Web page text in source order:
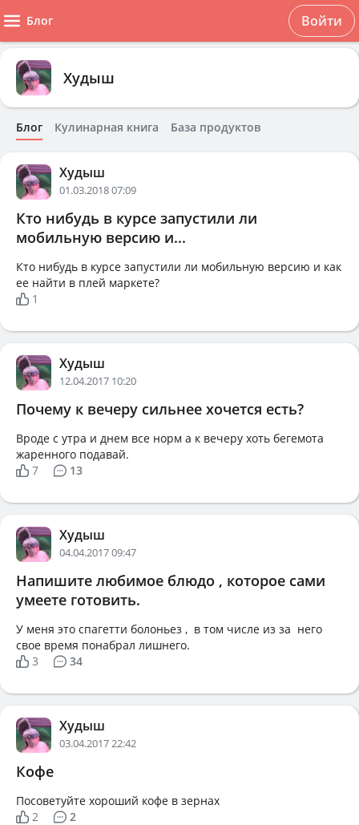
Блог Войти
Худыш
Блог Кулинарная книга База продуктов
Худыш
01.03.2018 07:09
Кто нибудь в курсе запустили ли
мобильную версию и...
Кто нибудь в курсе запустили ли мобильную версию и как
ее найти в плей маркете?
1
Худыш
12.04.2017 10:20
Почему к вечеру сильнее хочется есть?
Вроде с утра и днем все норм а к вечеру хоть бегемота
жаренного подавай.
7
13
Худыш
04.04.2017 09:47
Напишите любимое блюдо , которое сами
умеете готовить.
У меня это спагетти болоньез , в том числе из за него
свое время понабрал лишнего.
3
34
Худыш
03.04.2017 22:42
Кофе
Посоветуйте хороший кофе в зернах
2
2